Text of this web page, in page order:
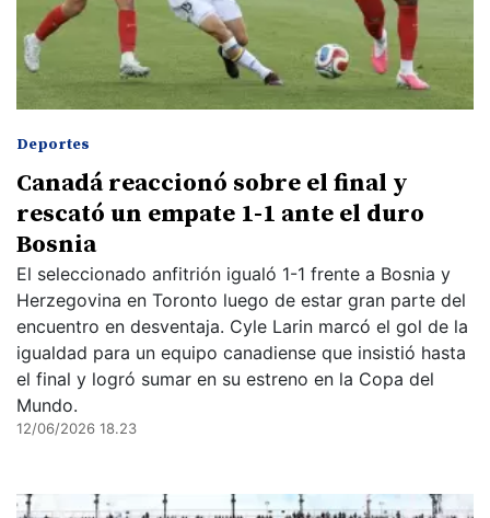
Deportes
Canadá reaccionó sobre el final y
rescató un empate 1-1 ante el duro
Bosnia
El seleccionado anfitrión igualó 1-1 frente a Bosnia y
Herzegovina en Toronto luego de estar gran parte del
encuentro en desventaja. Cyle Larin marcó el gol de la
igualdad para un equipo canadiense que insistió hasta
el final y logró sumar en su estreno en la Copa del
Mundo.
12/06/2026 18.23